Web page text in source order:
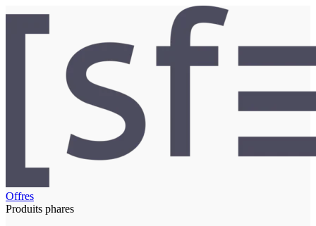
Offres
Produits phares